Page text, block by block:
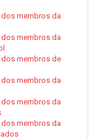
dos membros da
dos membros da
dos membros de
dos membros da
dos membros da
dos membros da